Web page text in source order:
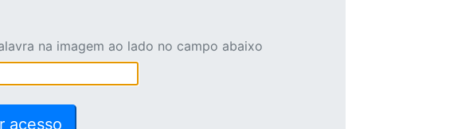
na imagem ao lado no campo abaixo